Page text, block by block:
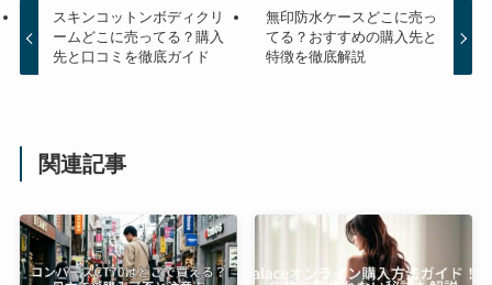
スキンコットンボディクリ
ームどこに売ってる？購入
先と口コミを徹底ガイド
無印防水ケースどこに売っ
てる？おすすめの購入先と
特徴を徹底解説
関連記事